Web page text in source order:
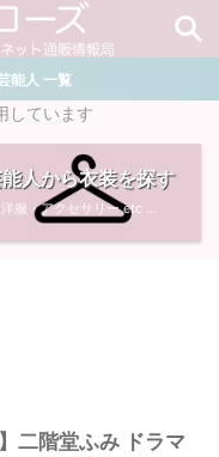
能人 一覧
しています
人から衣装を探す
洋服・アクセサリー etc ...
二階堂ふみ ドラマ